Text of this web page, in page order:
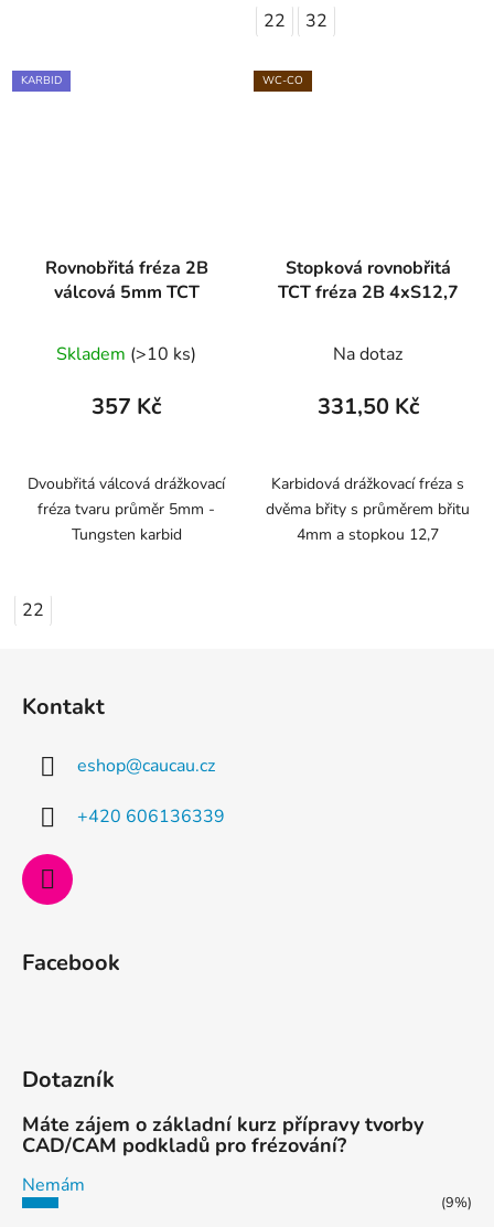
22 32
KARBID
Rovnobřitá fréza 2B
válcová 5mm TCT
Skladem (>10 ks)
357 Kč
Dvoubřitá válcová drážkovací
fréza tvaru průměr 5mm -
Tungsten karbid
22
WC-CO
Stopková rovnobřitá
TCT fréza 2B 4xS12,7
Na dotaz
331,50 Kč
Karbidová drážkovací fréza s
dvěma břity s průměrem břitu
4mm a stopkou 12,7
Kontakt
eshop@caucau.cz
+420 606136339
Facebook
Dotazník
Máte zájem o základní kurz přípravy tvorby
CAD/CAM podkladů pro frézování?
Nemám
(9%)